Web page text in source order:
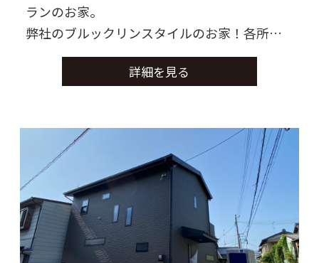
ランのお家。
弊社のブルックリンスタイルのお家！各所一
味違うテイストのお家に仕上がりました。
詳細を見る